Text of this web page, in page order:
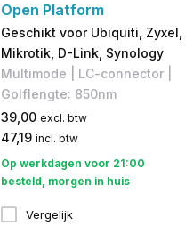
Open Platform
Geschikt voor Ubiquiti, Zyxel,
Mikrotik, D-Link, Synology
Multimode | LC-connector |
Golflengte: 850nm
39,00 excl. btw
47,19 incl. btw
Op werkdagen voor 21:00
besteld, morgen in huis
Vergelijk